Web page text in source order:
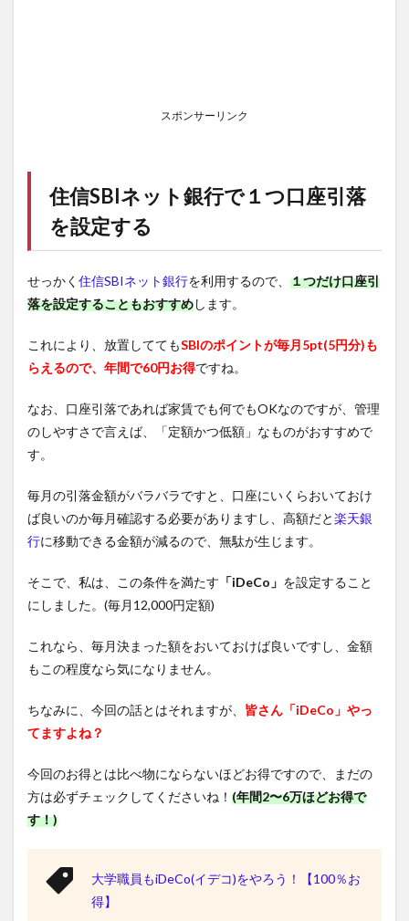
スポンサーリンク
住信SBIネット銀行で１つ口座引落
を設定する
せっかく 住信SBIネット銀行を利用するので、 １つだけ口座引
落を設定することもおすすめします。
これにより、放置しててもSBIのポイントが毎月5pt(5円分)も
らえるので、年間で60円お得ですね。
なお、口座引落であれば家賃でも何でもOKなのですが、管理
のしやすさで言えば、「定額かつ低額」なものがおすすめで
す。
毎月の引落金額がバラバラですと、口座にいくらおいておけ
ば良いのか毎月確認する必要がありますし、高額だと楽天銀
行に移動できる金額が減るので、無駄が生じます。
そこで、私は、この条件を満たす 「iDeCo」 を設定すること
にしました。(毎月12,000円定額)
これなら、毎月決まった額をおいておけば良いですし、金額
もこの程度なら気になりません。
ちなみに、今回の話とはそれますが、 皆さん「iDeCo」やっ
てますよね？
今回のお得とは比べ物にならないほどお得ですので、まだの
方は必ずチェックしてくださいね！ (年間2〜6万ほどお得で
す！)
大学職員もiDeCo(イデコ)をやろう！【100％お
得】